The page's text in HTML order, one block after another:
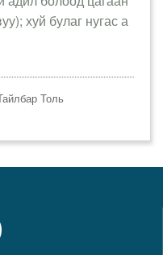
хуй булаг нугас а
Толь